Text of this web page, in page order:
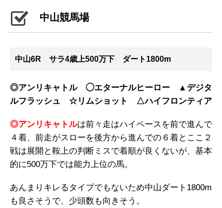
中山競馬場
中山6R サラ4歳上500万下 ダート1800m
◎アンリキャトル ◯エターナルヒーロー ▲デジタ
ルフラッシュ ☆リムショット △ハイフロンティア
◎アンリキャトルは前々走はハイペースを前で進んで
４着、前走がスローを後方から進んでの６着とここ２
戦は展開と鞍上の判断ミスで着順が良くないが、基本
的に500万下では能力上位の馬。
あんまりキレるタイプでもないため中山ダート1800m
も良さそうで、少頭数も向きそう。